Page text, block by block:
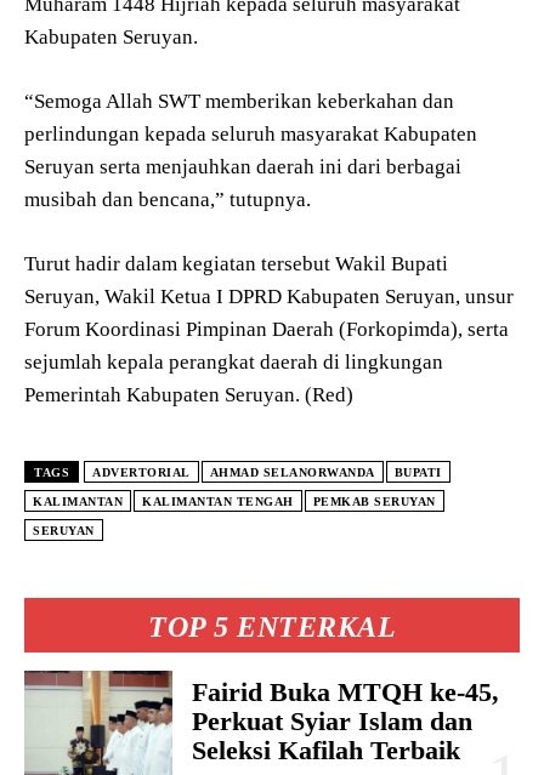
TOP 5 ENTERKAL
Fairid Buka MTQH ke-45,
Perkuat Syiar Islam dan
Seleksi Kafilah Terbaik
Muharam 1448 Hijriah kepada seluruh masyarakat
Kabupaten Seruyan.
“Semoga Allah SWT memberikan keberkahan dan
perlindungan kepada seluruh masyarakat Kabupaten
Seruyan serta menjauhkan daerah ini dari berbagai
musibah dan bencana,” tutupnya.
Turut hadir dalam kegiatan tersebut Wakil Bupati
Seruyan, Wakil Ketua I DPRD Kabupaten Seruyan, unsur
Forum Koordinasi Pimpinan Daerah (Forkopimda), serta
sejumlah kepala perangkat daerah di lingkungan
Pemerintah Kabupaten Seruyan. (Red)
TAGS ADVERTORIAL AHMAD SELANORWANDA BUPATI
KALIMANTAN KALIMANTAN TENGAH PEMKAB SERUYAN
SERUYAN